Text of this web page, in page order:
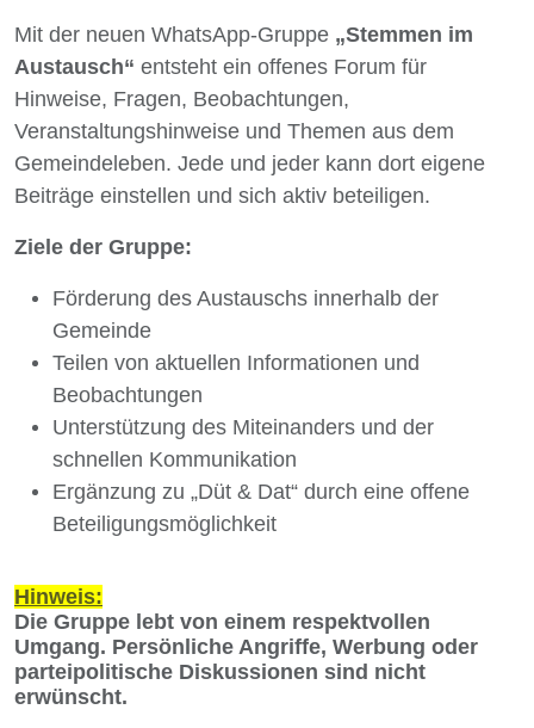
Mit der neuen WhatsApp-Gruppe „Stemmen im
Austausch“ entsteht ein offenes Forum für
Hinweise, Fragen, Beobachtungen,
Veranstaltungshinweise und Themen aus dem
Gemeindeleben. Jede und jeder kann dort eigene
Beiträge einstellen und sich aktiv beteiligen.
Ziele der Gruppe:
Förderung des Austauschs innerhalb der
Gemeinde
Teilen von aktuellen Informationen und
Beobachtungen
Unterstützung des Miteinanders und der
schnellen Kommunikation
Ergänzung zu „Düt & Dat“ durch eine offene
Beteiligungsmöglichkeit
Hinweis:
Die Gruppe lebt von einem respektvollen
Umgang. Persönliche Angriffe, Werbung oder
parteipolitische Diskussionen sind nicht
erwünscht.